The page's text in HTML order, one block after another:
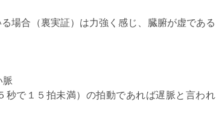
場合（裏実証）は力強く感じ、臓腑が虚である
脈
で１５拍未満）の拍動であれば遅脈と言われ